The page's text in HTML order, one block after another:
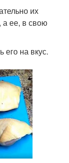
их
а ее, в свою
его на вкус.